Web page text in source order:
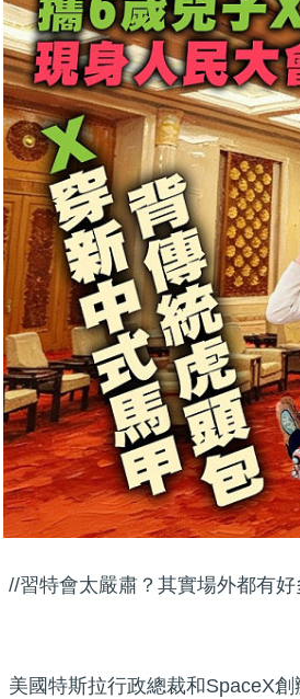
//習特會太嚴肅？其實場外都有
美國特斯拉行政總裁和SpaceX